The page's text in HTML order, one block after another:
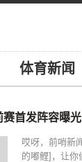
体育新闻
首发阵容曝光
哎呀，前哨新
的嘟鲤]，让你